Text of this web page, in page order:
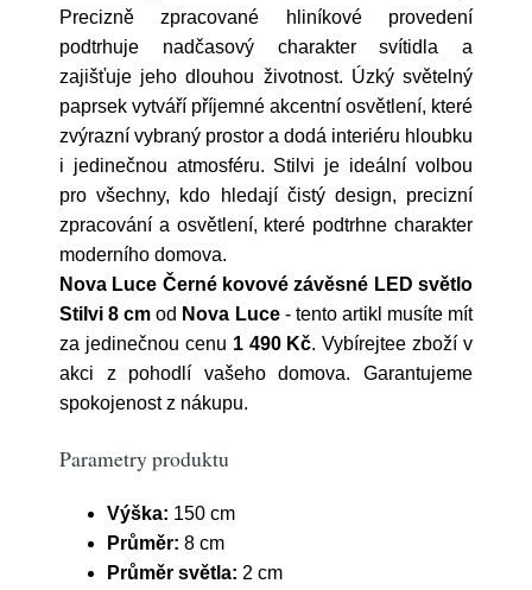
Precizně zpracované hliníkové provedení
podtrhuje nadčasový charakter svítidla a
zajišťuje jeho dlouhou životnost. Úzký světelný
paprsek vytváří příjemné akcentní osvětlení, které
zvýrazní vybraný prostor a dodá interiéru hloubku
i jedinečnou atmosféru. Stilvi je ideální volbou
pro všechny, kdo hledají čistý design, precizní
zpracování a osvětlení, které podtrhne charakter
moderního domova.
Nova Luce Černé kovové závěsné LED světlo
Stilvi 8 cm od Nova Luce- tento artikl musíte mít
za jedinečnou cenu 1 490 Kč. Vybírejtee zboží v
akci z pohodlí vašeho domova. Garantujeme
spokojenost z nákupu.
Parametry produktu
Výška: 150 cm
Průměr: 8 cm
Průměr světla: 2 cm